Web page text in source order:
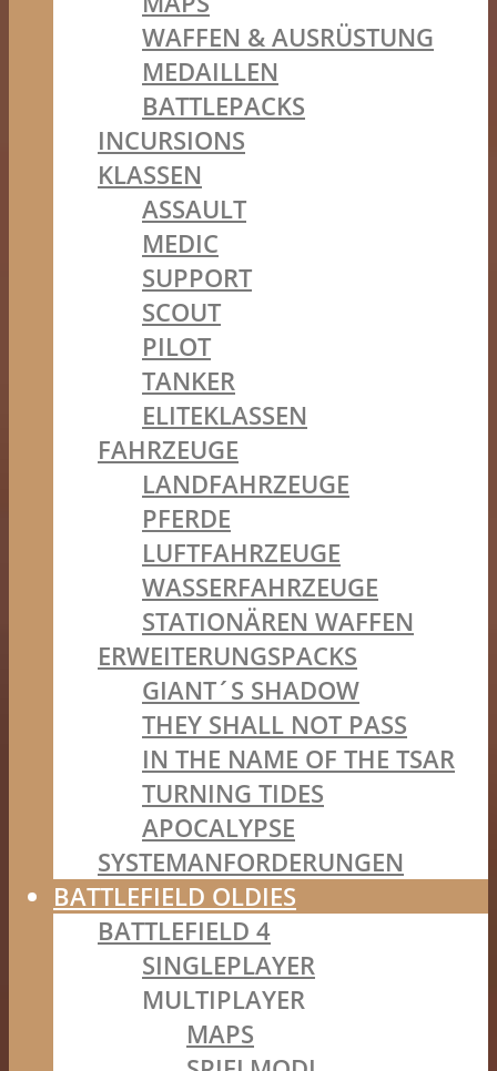
WAFFEN & AUSRÜSTUNG
MEDAILLEN
BATTLEPACKS
INCURSIONS
KLASSEN
ASSAULT
MEDIC
SUPPORT
SCOUT
PILOT
TANKER
ELITEKLASSEN
FAHRZEUGE
LANDFAHRZEUGE
PFERDE
LUFTFAHRZEUGE
WASSERFAHRZEUGE
STATIONÄREN WAFFEN
ERWEITERUNGSPACKS
GIANT´S SHADOW
THEY SHALL NOT PASS
IN THE NAME OF THE TSAR
TURNING TIDES
APOCALYPSE
SYSTEMANFORDERUNGEN
BATTLEFIELD OLDIES
BATTLEFIELD 4
SINGLEPLAYER
MULTIPLAYER
MAPS